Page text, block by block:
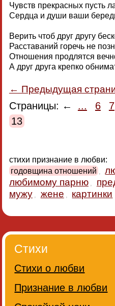
Чувств прекрасных пусть
Сердца и души ваши
Верить чтоб друг другу
Расставаний горечь не
Отношения продлятся
А друг друга крепко
← Предыдущая
Страницы: ← ... 6 7
13
стихи признание в любви:
годовщина отношений
любимому парню
мужу жене картинки
Стихи
Стихи о любви
Признание в любви